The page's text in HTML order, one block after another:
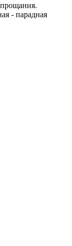
- парадная